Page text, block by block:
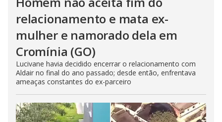
relacionamento e mata ex-
mulher e namorado dela em
Cromínia (GO)
Lucivane havia decidido encerrar o relacionamento com
Aldair no final do ano passado; desde então, enfrentava
ameaças constantes do ex-parceiro